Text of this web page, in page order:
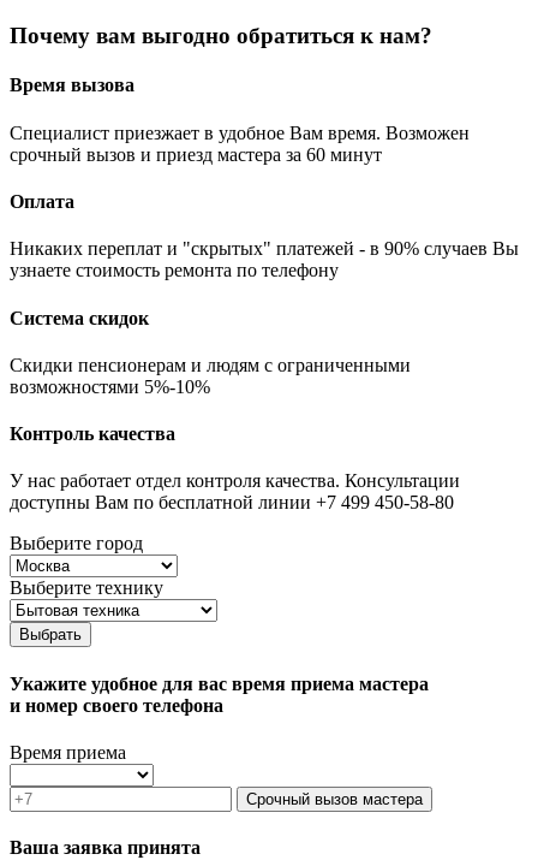
Почему вам выгодно обратиться к нам?
Время вызова
Специалист приезжает в удобное Вам время. Возможен
срочный вызов и приезд мастера за 60 минут
Оплата
Никаких переплат и "скрытых" платежей - в 90% случаев Вы
узнаете стоимость ремонта по телефону
Система скидок
Скидки пенсионерам и людям с ограниченными
возможностями 5%-10%
Контроль качества
У нас работает отдел контроля качества. Консультации
доступны Вам по бесплатной линии +7 499 450-58-80
Выберите город
Выберите технику
Выбрать
Укажите удобное для вас время приема мастера
и номер своего телефона
Время приема
Срочный вызов мастера
Ваша заявка принята